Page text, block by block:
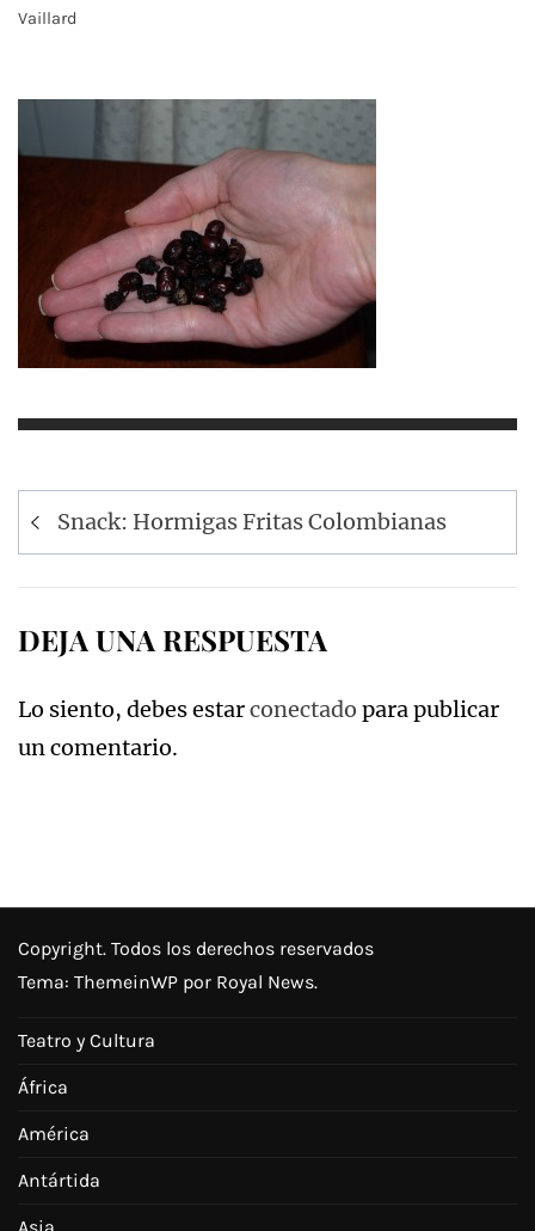
Vaillard
Navegación
de
Snack: Hormigas Fritas Colombianas
DEJA UNA RESPUESTA
Lo siento, debes estarconectado para publicar
un comentario.
Copyright. Todos los derechos reservados
Tema: ThemeinWP por Royal News.
Teatro y Cultura
África
América
Antártida